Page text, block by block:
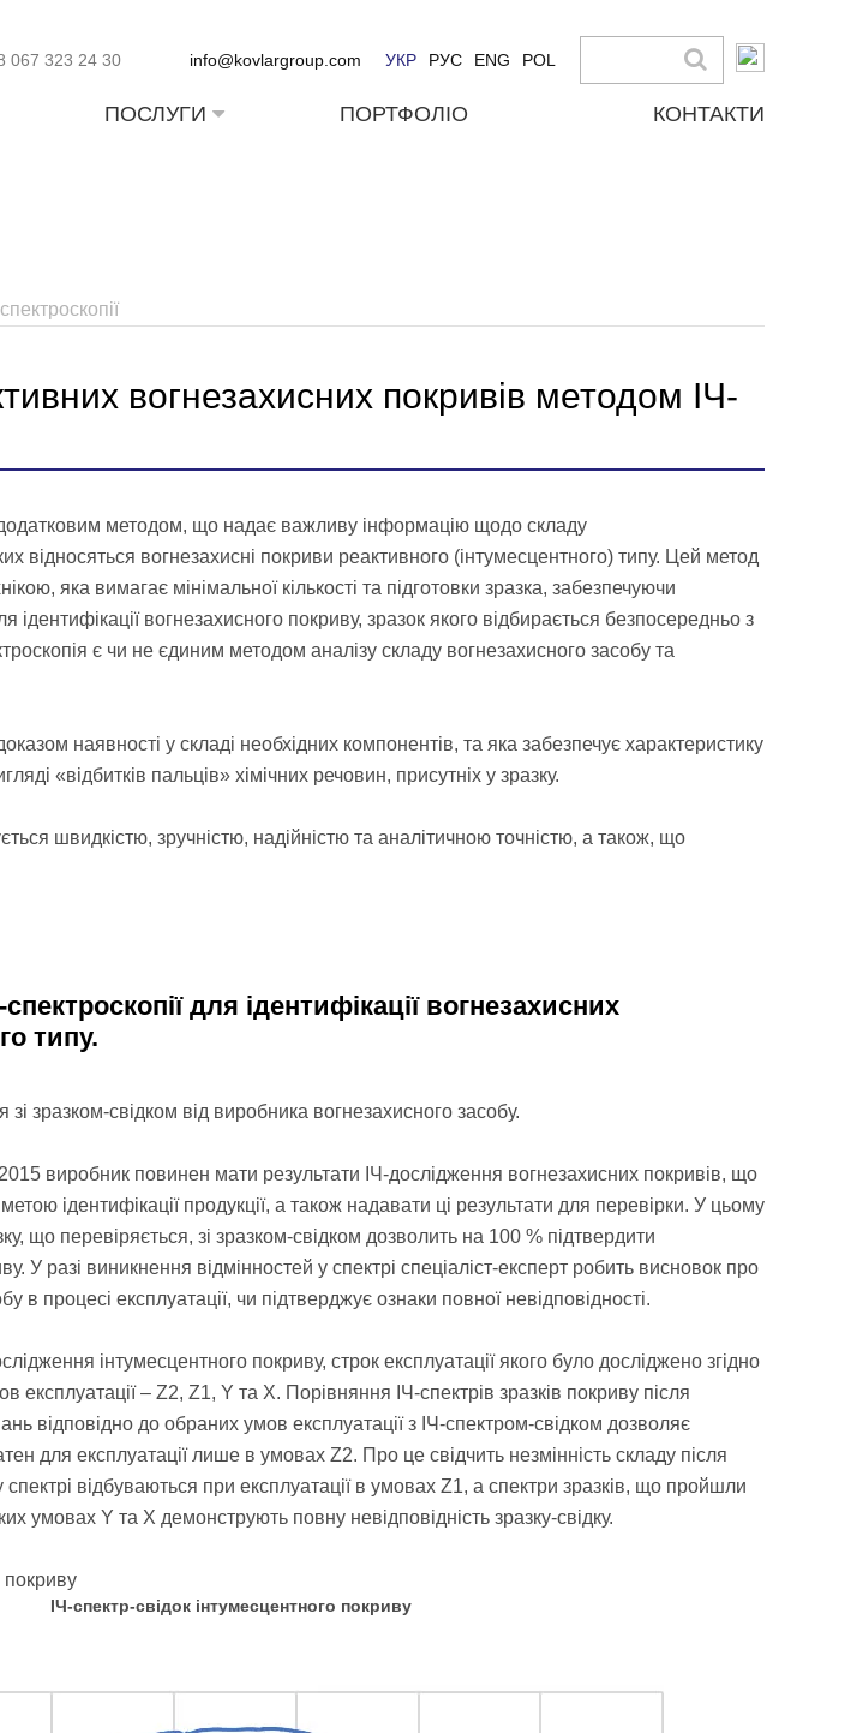
067 323 24 30 info@kovlargroup.com УКР РУС ENG POL
ПОСЛУГИ ПОРТФОЛІО КОНТАКТИ
вогнезахисних покривів методом ІЧ-
додатковим методом, що надає важливу інформацію щодо складу
відносяться вогнезахисні покриви реактивного (інтумесцентного) типу. Цей метод
яка вимагає мінімальної кількості та підготовки зразка, забезпечуючи
ідентифікації вогнезахисного покриву, зразок якого відбирається безпосередньо з
є чи не єдиним методом аналізу складу вогнезахисного засобу та
наявності у складі необхідних компонентів, та яка забезпечує характеристику
«відбитків пальців» хімічних речовин, присутніх у зразку.
швидкістю, зручністю, надійністю та аналітичною точністю, а також, що
для ідентифікації вогнезахисних
типу.
зразком-свідком від виробника вогнезахисного засобу.
виробник повинен мати результати ІЧ-дослідження вогнезахисних покривів, що
ідентифікації продукції, а також надавати ці результати для перевірки. У цьому
що перевіряється, зі зразком-свідком дозволить на 100 % підтвердити
У разі виникнення відмінностей у спектрі спеціаліст-експерт робить висновок про
в процесі експлуатації, чи підтверджує ознаки повної невідповідності.
інтумесцентного покриву, строк експлуатації якого було досліджено згідно
– Z2, Z1, Y та X. Порівняння ІЧ-спектрів зразків покриву після
відповідно до обраних умов експлуатації з ІЧ-спектром-свідком дозволяє
для експлуатації лише в умовах Z2. Про це свідчить незмінність складу після
спектрі відбуваються при експлуатації в умовах Z1, а спектри зразків, що пройшли
умовах Y та X демонструють повну невідповідність зразку-свідку.
ІЧ-спектр-свідок інтумесцентного покриву